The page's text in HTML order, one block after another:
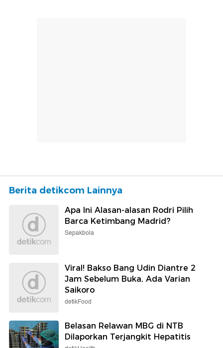
Berita detikcom Lainnya
Apa Ini Alasan-alasan Rodri Pilih
Barca Ketimbang Madrid?
Sepakbola
Viral! Bakso Bang Udin Diantre 2
Jam Sebelum Buka, Ada Varian
Saikoro
detikFood
Belasan Relawan MBG di NTB
Dilaporkan Terjangkit Hepatitis